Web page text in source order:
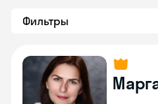
Фильтры